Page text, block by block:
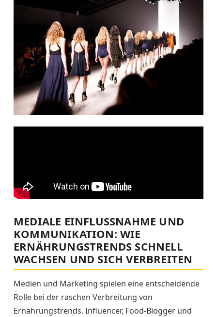
MEDIALE EINFLUSSNAHME UND
KOMMUNIKATION: WIE
ERNÄHRUNGSTRENDS SCHNELL
WACHSEN UND SICH VERBREITEN
Medien und Marketing spielen eine entscheidende
Rolle bei der raschen Verbreitung von
Ernährungstrends. Influencer, Food-Blogger und